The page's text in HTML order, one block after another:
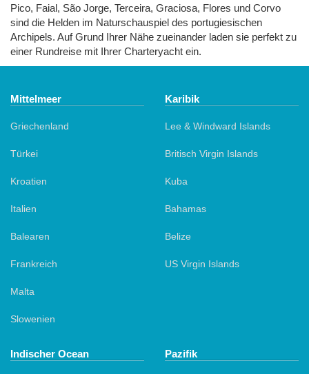
Pico, Faial, São Jorge, Terceira, Graciosa, Flores und Corvo
sind die Helden im Naturschauspiel des portugiesischen
Archipels. Auf Grund Ihrer Nähe zueinander laden sie perfekt zu
einer Rundreise mit Ihrer Charteryacht ein.
Mittelmeer
Griechenland
Türkei
Kroatien
Italien
Balearen
Frankreich
Malta
Slowenien
Karibik
Lee & Windward Islands
Britisch Virgin Islands
Kuba
Bahamas
Belize
US Virgin Islands
Indischer Ocean Pazifik